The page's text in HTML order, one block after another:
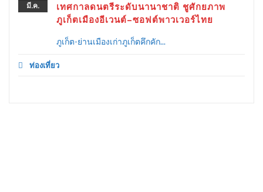
มี.ค.
เทศกาลดนตรีระดับนานาชาติ ชูศักยภาพ
ภูเก็ตเมืองอีเวนต์–ซอฟต์พาวเวอร์ไทย
ภูเก็ต-ย่านเมืองเก่าภูเก็ตคึกคัก...
ท่องเที่ยว